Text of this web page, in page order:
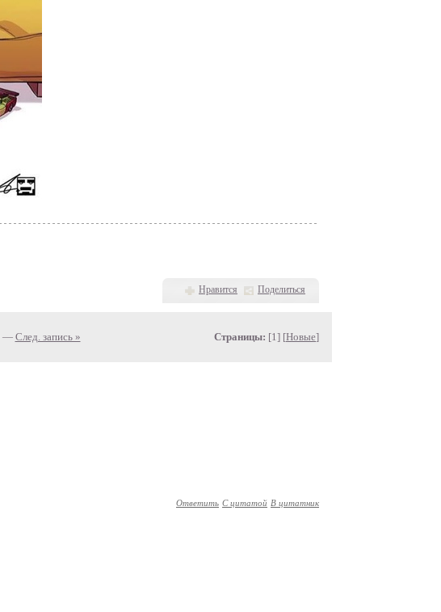
Нравится Поделиться
— След. запись » Страницы: [1] [Новые]
Ответить С цитатой В цитатник